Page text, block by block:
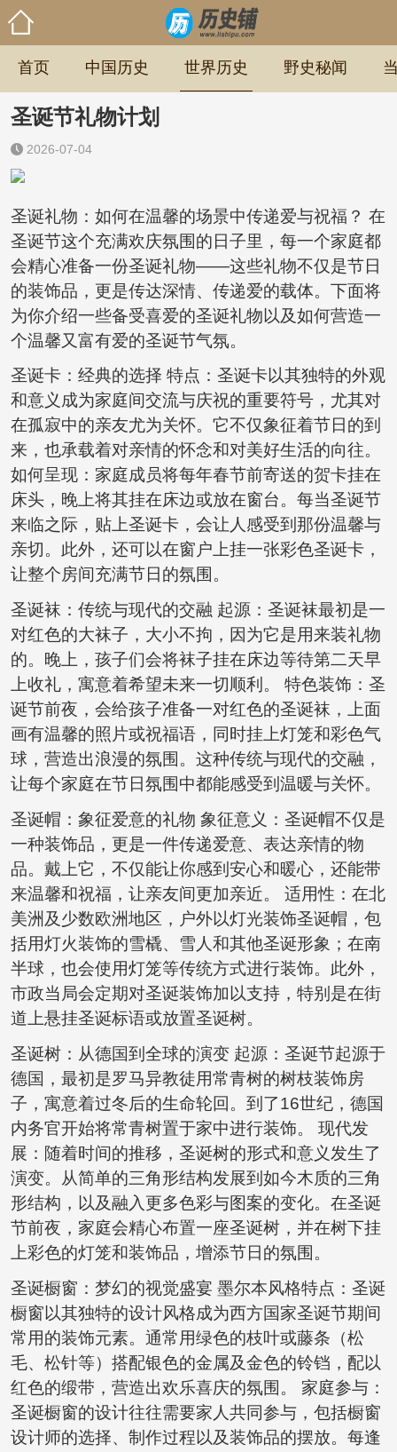
首页 中国历史 世界历史 野史秘闻
圣诞节礼物计划
2026-07-04
圣诞礼物：如何在温馨的场景中传递爱与祝福？ 在
圣诞节这个充满欢庆氛围的日子里，每一个家庭都
会精心准备一份圣诞礼物——这些礼物不仅是节日
的装饰品，更是传达深情、传递爱的载体。下面将
为你介绍一些备受喜爱的圣诞礼物以及如何营造一
个温馨又富有爱的圣诞节气氛。
圣诞卡：经典的选择 特点：圣诞卡以其独特的外观
和意义成为家庭间交流与庆祝的重要符号，尤其对
在孤寂中的亲友尤为关怀。它不仅象征着节日的到
来，也承载着对亲情的怀念和对美好生活的向往。
如何呈现：家庭成员将每年春节前寄送的贺卡挂在
床头，晚上将其挂在床边或放在窗台。每当圣诞节
来临之际，贴上圣诞卡，会让人感受到那份温馨与
亲切。此外，还可以在窗户上挂一张彩色圣诞卡，
让整个房间充满节日的氛围。
圣诞袜：传统与现代的交融 起源：圣诞袜最初是一
对红色的大袜子，大小不拘，因为它是用来装礼物
的。晚上，孩子们会将袜子挂在床边等待第二天早
上收礼，寓意着希望未来一切顺利。 特色装饰：圣
诞节前夜，会给孩子准备一对红色的圣诞袜，上面
画有温馨的照片或祝福语，同时挂上灯笼和彩色气
球，营造出浪漫的氛围。这种传统与现代的交融，
让每个家庭在节日氛围中都能感受到温暖与关怀。
圣诞帽：象征爱意的礼物 象征意义：圣诞帽不仅是
一种装饰品，更是一件传递爱意、表达亲情的物
品。戴上它，不仅能让你感到安心和暖心，还能带
来温馨和祝福，让亲友间更加亲近。 适用性：在北
美洲及少数欧洲地区，户外以灯光装饰圣诞帽，包
括用灯火装饰的雪橇、雪人和其他圣诞形象；在南
半球，也会使用灯笼等传统方式进行装饰。此外，
市政当局会定期对圣诞装饰加以支持，特别是在街
道上悬挂圣诞标语或放置圣诞树。
圣诞树：从德国到全球的演变 起源：圣诞节起源于
德国，最初是罗马异教徒用常青树的树枝装饰房
子，寓意着过冬后的生命轮回。到了16世纪，德国
内务官开始将常青树置于家中进行装饰。 现代发
展：随着时间的推移，圣诞树的形式和意义发生了
演变。从简单的三角形结构发展到如今木质的三角
形结构，以及融入更多色彩与图案的变化。在圣诞
节前夜，家庭会精心布置一座圣诞树，并在树下挂
上彩色的灯笼和装饰品，增添节日的氛围。
圣诞橱窗：梦幻的视觉盛宴 墨尔本风格特点：圣诞
橱窗以其独特的设计风格成为西方国家圣诞节期间
常用的装饰元素。通常用绿色的枝叶或藤条（松
毛、松针等）搭配银色的金属及金色的铃铛，配以
红色的缎带，营造出欢乐喜庆的氛围。 家庭参与：
圣诞橱窗的设计往往需要家人共同参与，包括橱窗
设计师的选择、制作过程以及装饰品的摆放。每逢